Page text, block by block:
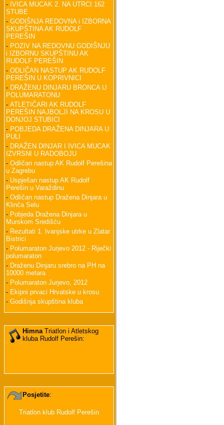
- IVICA MUCAK 2. NA UTRCI 162
STUBE
- GODIŠNJA REDOVNA i IZBORNA
SKUPŠTINA AK RUDOLF
PEREŠIN
- POZIV NA REDOVNU GODIŠNJU
i IZBORNU SKUPŠTINU AK
RUDOLF PEREŠIN
- ODLIČAN NASTUP AK RUDOLF
PEREŠIN U KOPRIVNICI
- DRAŽENU DINJARU BRONCA U
POLUMARATONU
- ATLETIČARI AK RUDOLF
PEREŠIN NAJBOLJI NA KROSU U
DONJOJ STUBICI
- POBJEDA DRAŽENA DINJARA U
PULI
- DRAŽEN DINJAR I IVICA MUCAK
IZVRSNI U RADOBOJU
- Odličan nastup AK Rudolf Perešina
u Zagrebu
- Uspješan nastup AK Rudolf
Perešin u Varaždinu
- Odličan nastup Dražena Dinjara u
Klinča Selu
- Pobjeda Dražena Dinjara u
Murskom Središću
- Rezultati 1. Ivanjske utrke u Zlatar
Bistrici
- Polumaraton Jurjevo 2012 - Riječki
polumaraton
- Draženu Dinjaru srebro na PH na
10000 metara
- Polumaraton Jurjevo, 2012
- Ekipni prvaci Hrvatske u krosu
- Godišnja skupština kluba
HimnaTriatlon i Atletskog
kluba Rudolf Perešin:
Posjetite:
Triatlon klub Rudolf Perešin